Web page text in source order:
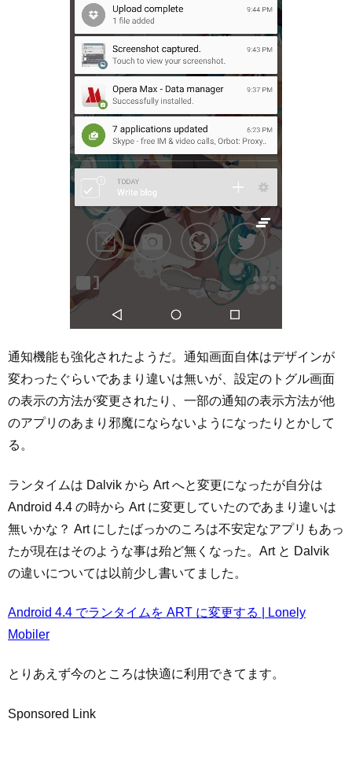
通知機能も強化されたようだ。通知画面自体はデザインが
変わったぐらいであまり違いは無いが、設定のトグル画面
の表示の方法が変更されたり、一部の通知の表示方法が他
のアプリのあまり邪魔にならないようになったりとかして
る。
ランタイムは Dalvik から Art へと変更になったが自分は
Android 4.4 の時から Art に変更していたのであまり違いは
無いかな？ Art にしたばっかのころは不安定なアプリもあっ
たが現在はそのような事は殆ど無くなった。Art と Dalvik
の違いについては以前少し書いてました。
Android 4.4 でランタイムを ART に変更する | Lonely
Mobiler
とりあえず今のところは快適に利用できてます。
Sponsored Link